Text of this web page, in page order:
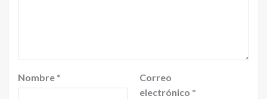
Nombre *
Correo
electrónico *